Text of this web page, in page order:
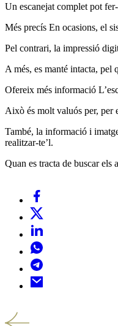
Un escanejat complet pot
Més precís En ocasions, el
Pel contrari, la impressió
A més, es manté intacta, pel
Ofereix més informació
Això és molt valuós per, per
També, la informació i
realitzar-te’l.
Quan es tracta de buscar els